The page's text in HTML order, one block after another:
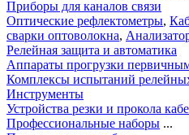
Приборы для каналов связи
Оптические рефлектометры,
сварки оптоволокна,
Релейная защита и автоматика
Аппараты прогрузки
Комплексы испытаний
Инструменты
Устройства резки и прокола
Профессиональные наборы ...